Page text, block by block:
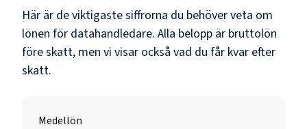
Här är de viktigaste siffrorna du behöver veta om
lönen för datahandledare. Alla belopp är bruttolön
före skatt, men vi visar också vad du får kvar efter
skatt.
Medellön